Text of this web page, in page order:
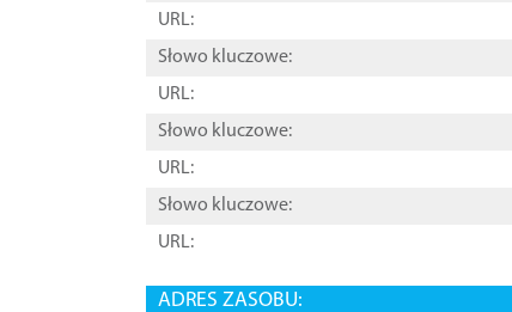
URL:
Słowo kluczowe:
URL:
Słowo kluczowe:
URL:
Słowo kluczowe:
URL:
ADRES ZASOBU: